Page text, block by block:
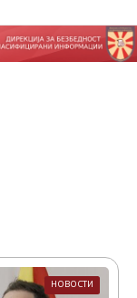
НОВОСТИ